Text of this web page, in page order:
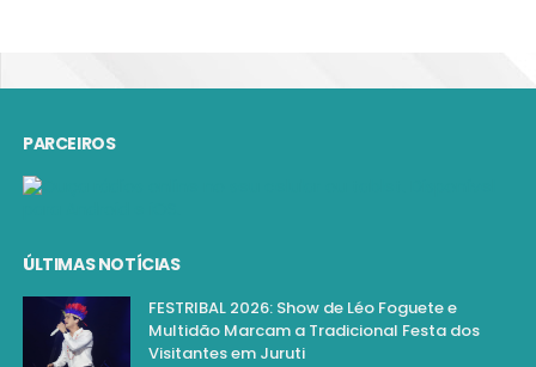
PARCEIROS
ÚLTIMAS NOTÍCIAS
FESTRIBAL 2026: Show de Léo Foguete e
Multidão Marcam a Tradicional Festa dos
Visitantes em Juruti